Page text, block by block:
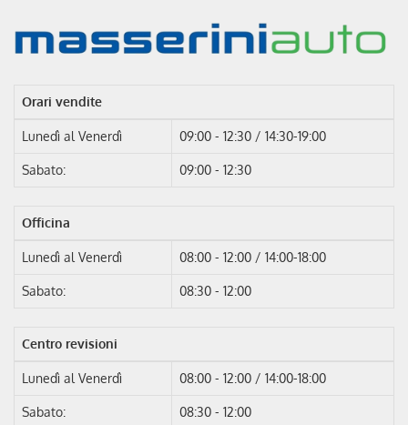
Orari vendite
Lunedì al Venerdì 09:00 - 12:30 / 14:30-19:00
Sabato: 09:00 - 12:30
Officina
Lunedì al Venerdì 08:00 - 12:00 / 14:00-18:00
Sabato: 08:30 - 12:00
Centro revisioni
Lunedì al Venerdì 08:00 - 12:00 / 14:00-18:00
Sabato: 08:30 - 12:00
le
impostazioni